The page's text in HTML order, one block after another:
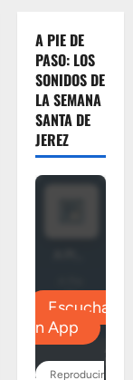
A PIE DE
PASO: LOS
SONIDOS DE
LA SEMANA
SANTA DE
JEREZ